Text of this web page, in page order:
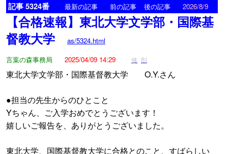
記事 5324番 最新の記事 前の記事 後の記事 2026/8/9
【合格速報】東北大学文学部・国際基
督教大学
as/5324.html
言葉の森事務局
2025/04/09 14:29 修 削
東北大学文学部・国際基督教大学 O.Y.さん
●担当の先生からのひとこと
Yちゃん、ご入学おめでとうございます！
嬉しいご報告を、ありがとうございました。
東北大学、国際基督教大学に合格とのこと、すばらしい